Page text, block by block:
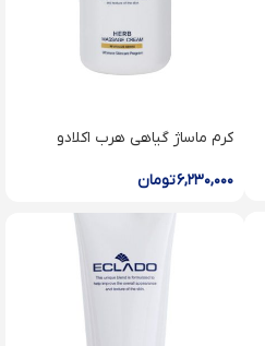
کرم ماساژ گیاهی هرب اکلادو
۶,۲۳۰,۰۰۰تومان